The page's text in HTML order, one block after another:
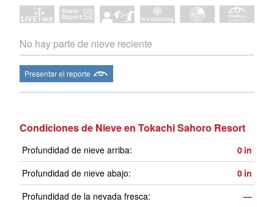
No hay parte de nieve reciente
Presentar el reporte
Condiciones de Nieve en Tokachi Sahoro Resort
Profundidad de nieve arriba: 0 in
Profundidad de nieve abajo:
0 in
Profundidad de la nevada fresca:
—